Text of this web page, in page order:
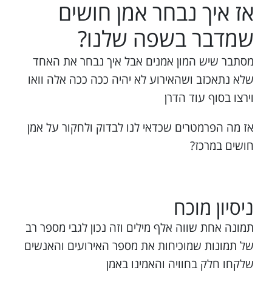
אז איך נבחר אמן חושים
שמדבר בשפה שלנו?
מסתבר שיש המון אמנים אבל איך נבחר את האחד
שלא נתאכזב ושהאירוע לא יהיה ככה ככה אלה וואו
וירצו בסוף עוד הדרן
אז מה הפרמטרים שכדאי לנו לבדוק ולחקור על אמן
חושים במרכז?
ניסיון מוכח
תמונה אחת שווה אלף מילים וזה נכון לגבי מספר רב
של תמונות שמוכיחות את מספר האירועים והאנשים
שלקחו חלק בחוויה והאמינו באמן